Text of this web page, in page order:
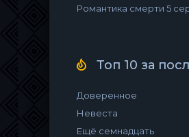
Романтика смерти 5
Топ 10 за
Доверенное
Невеста
Ещё семнадцать